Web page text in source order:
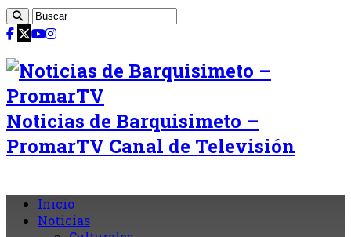
Noticias de Barquisimeto –
PromarTV Canal de Televisión
Inicio
Noticias